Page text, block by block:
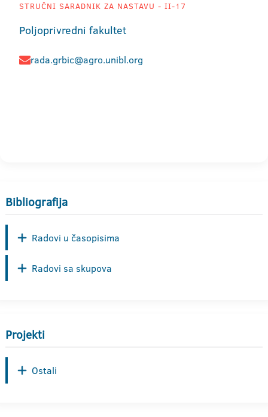
STRUČNI SARADNIK ZA NASTAVU - II-17
Poljoprivredni fakultet
rada.grbic@agro.unibl.org
Bibliografija
Radovi u časopisima
Radovi sa skupova
Projekti
Ostali